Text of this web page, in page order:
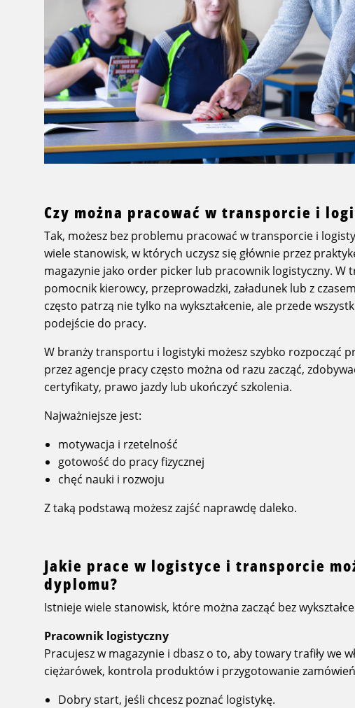
Czy można pracować w transporcie i
Tak, możesz bez problemu pracować w transporcie i
wiele stanowisk, w których uczysz się głównie przez
magazynie jako order picker lub pracownik logistyczny. W
pomocnik kierowcy, przeprowadzki, załadunek lub z
często patrzą nie tylko na wykształcenie, ale przede
podejście do pracy.
W branży transportu i logistyki możesz szybko rozpocząć
przez agencje pracy często można od razu zacząć,
certyfikaty, prawo jazdy lub ukończyć szkolenia.
Najważniejsze jest:
motywacja i rzetelność
gotowość do pracy fizycznej
chęć nauki i rozwoju
Z taką podstawą możesz zajść naprawdę daleko.
Jakie prace w logistyce i transporcie
dyplomu?
Istnieje wiele stanowisk, które można zacząć bez
Pracownik logistyczny
Pracujesz w magazynie i dbasz o to, aby towary trafiły we
ciężarówek, kontrola produktów i przygotowanie zamówień
Dobry start, jeśli chcesz poznać logistykę.